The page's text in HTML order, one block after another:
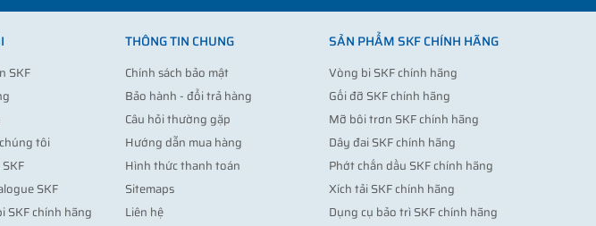
SKF
tôi
SKF
SKF chính hãng
THÔNG TIN CHUNG
Chính sách bảo mật
Bảo hành - đổi trả hàng
Câu hỏi thường gặp
Hướng dẫn mua hàng
Hình thức thanh toán
Sitemaps
Liên hệ
SẢN PHẨM SKF CHÍNH HÃNG
Vòng bi SKF chính hãng
Gối đỡ SKF chính hãng
Mỡ bôi trơn SKF chính hãng
Dây đai SKF chính hãng
Phớt chắn dầu SKF chính hãng
Xích tải SKF chính hãng
Dụng cụ bảo trì SKF chính hãng